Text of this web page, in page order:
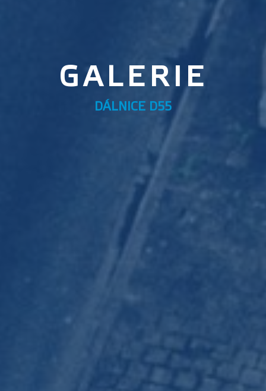
GALERIE
DÁLNICE D55